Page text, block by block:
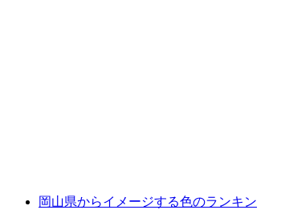
岡山県からイメージする色のランキン